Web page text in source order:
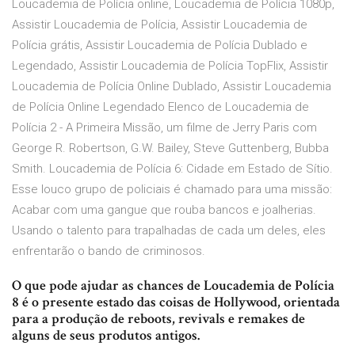
Loucademia de Polícia online, Loucademia de Polícia 1080p,
Assistir Loucademia de Polícia, Assistir Loucademia de
Polícia grátis, Assistir Loucademia de Polícia Dublado e
Legendado, Assistir Loucademia de Polícia TopFlix, Assistir
Loucademia de Polícia Online Dublado, Assistir Loucademia
de Polícia Online Legendado Elenco de Loucademia de
Polícia 2 - A Primeira Missão, um filme de Jerry Paris com
George R. Robertson, G.W. Bailey, Steve Guttenberg, Bubba
Smith. Loucademia de Polícia 6: Cidade em Estado de Sítio.
Esse louco grupo de policiais é chamado para uma missão:
Acabar com uma gangue que rouba bancos e joalherias.
Usando o talento para trapalhadas de cada um deles, eles
enfrentarão o bando de criminosos.
O que pode ajudar as chances de Loucademia de Polícia
8 é o presente estado das coisas de Hollywood, orientada
para a produção de reboots, revivals e remakes de
alguns de seus produtos antigos.